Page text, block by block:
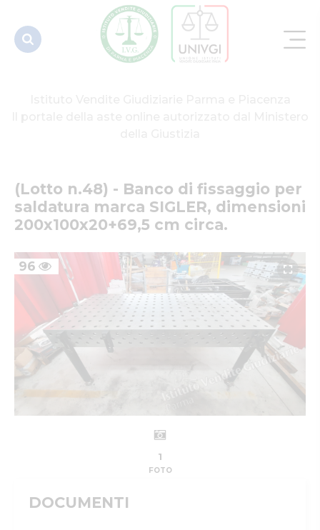
SIGLER,
dimensioni
200x...
(Lotto n.48) - Banco di fissaggio per
saldatura marca SIGLER, dimensioni
200x100x20+69,5 cm circa.
96
1
FOTO
DOCUMENTI